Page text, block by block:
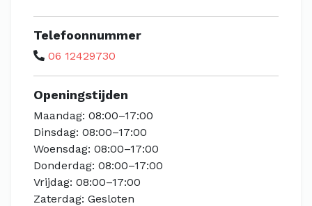
Telefoonnummer
06 12429730
Openingstijden
Maandag: 08:00–17:00
Dinsdag: 08:00–17:00
Woensdag: 08:00–17:00
Donderdag: 08:00–17:00
Vrijdag: 08:00–17:00
Zaterdag: Gesloten